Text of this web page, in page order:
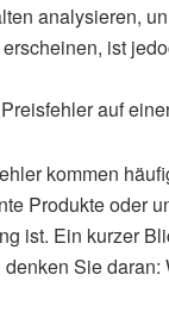
analysieren,
ist
auf
kommen
Produkte oder
ist. Ein kurzer
Sie